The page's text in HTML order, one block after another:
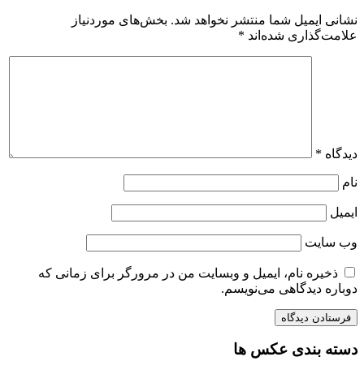
نشانی ایمیل شما منتشر نخواهد شد. بخش‌های موردنیاز
علامت‌گذاری شده‌اند *
دیدگاه *
نام
ایمیل
وب‌ سایت
ذخیره نام، ایمیل و وبسایت من در مرورگر برای زمانی که
دوباره دیدگاهی می‌نویسم.
دسته بندی عکس ها